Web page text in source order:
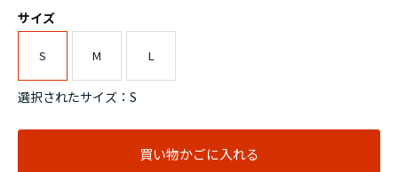
サイズ
S M L
選択されたサイズ：S
買い物かごに入れる